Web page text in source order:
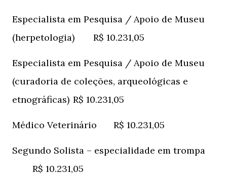
Especialista em Pesquisa / Apoio de Museu
(herpetologia)
R$ 10.231,05
Especialista em Pesquisa / Apoio de Museu
(curadoria de coleções, arqueológicas e
etnográficas) R$ 10.231,05
Médico Veterinário R$ 10.231,05
Segundo Solista – especialidade em trompa
R$ 10.231,05